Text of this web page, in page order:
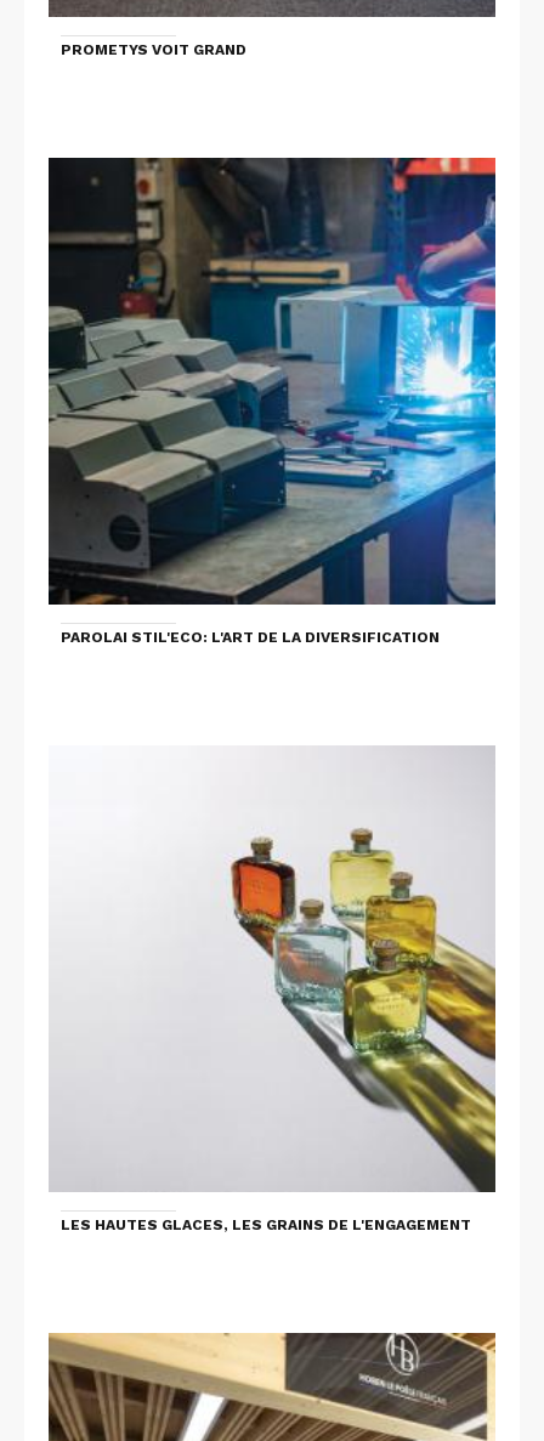
PROMETYS VOIT GRAND
PAROLAI STIL'ECO: L'ART DE LA DIVERSIFICATION
LES HAUTES GLACES, LES GRAINS DE L'ENGAGEMENT